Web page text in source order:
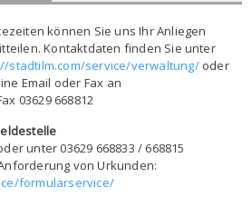
können Sie uns Ihr Anliegen
Kontaktdaten finden Sie unter
stadtilm.com/service/verwaltung/oder
Email oder Fax an
03629 668812
unter 03629 668833 / 668815
von Urkunden:
formularservice/